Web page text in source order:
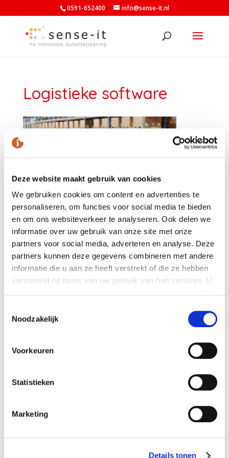
Deze website maakt gebruik van cookies
We gebruiken cookies om content en advertenties te
personaliseren, om functies voor social media te bieden
en om ons websiteverkeer te analyseren. Ook delen we
informatie over uw gebruik van onze site met onze
partners voor social media, adverteren en analyse. Deze
partners kunnen deze gegevens combineren met andere
informatie die u aan ze heeft verstrekt of die ze hebben
verzameld op basis van uw gebruik van hun services. U
Noodzakelijk
Voorkeuren
Statistieken
Marketing
Details tonen
0591-652400 info@sense-it.nl
Logistieke software
LAATSTE NIEUWS
Nieuw banknummer belastingdienst per 1 mei 2026
vernieuwde Digipoort
Globe Next
Emailadres: